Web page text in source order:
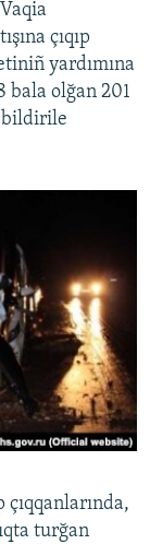
çıqıp
yardımına
bala olğan 201
bildirile
turğan